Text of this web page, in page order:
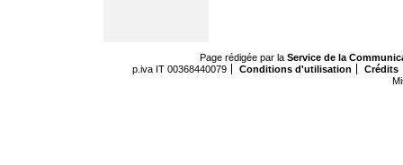
Page rédigée par la Service de la
p.iva IT 00368440079
Conditions d'utilisation
Crédits